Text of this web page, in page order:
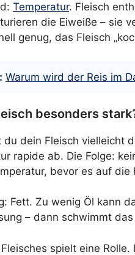
Temperatur. Fleisch
die Eiweiße – sie
genug, das Fleisch
Warum wird der Reis im
besonders
du dein Fleisch vielleicht
rapide ab. Die Folge:
bevor es auf die
Fett. Zu wenig Öl kann
– dann schwimmt
spielt eine